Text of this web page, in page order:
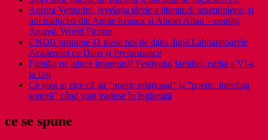
Aurora Venturini, revelația târzie a literaturii argentiniene, și
noi traduceri din Annie Ernaux și Ahmet Altan – noutăți
Anansi. World Fiction
CNDB propune 11 piese noi de dans după Laboaratoarele
Academiei de Dans și Performance
Familia ne aduce împreună! Festivalul familiei, ediția a VI-a,
la Iași
Ce gust ai zice că au ”poetic relațional” și ”poetic. interfața
sonoră” când sunt traduse în înghețată
ce se spune